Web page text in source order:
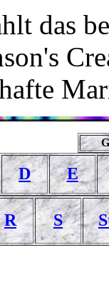
das
D E
R S